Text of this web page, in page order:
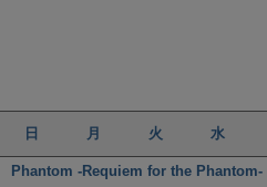
日 月 火 水
Phantom -Requiem for the Phantom-